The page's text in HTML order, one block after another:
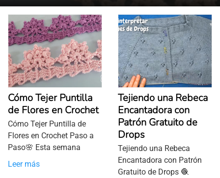
Cómo Tejer Puntilla
de Flores en Crochet
Cómo Tejer Puntilla de
Flores en Crochet Paso a
Paso🌸 Esta semana
Leer más
Tejiendo una Rebeca
Encantadora con
Patrón Gratuito de
Drops
Tejiendo una Rebeca
Encantadora con Patrón
Gratuito de Drops 🧶